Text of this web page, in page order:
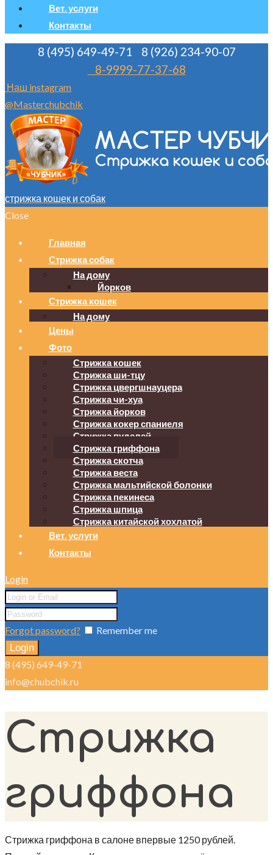
Вет. услуги
Контакты
8 (495) 649-49-71
8 (926) 234-90-07
8-9999-77-37-68
Наш instagram
@Masterchubchik
стрижка кошек и собак
Close
Главная
Стрижка собак
На дому
Йорков
Стрижка кошек
На дому
Цены
Фото
Стрижка кошек
Стрижка ши-тцу
Стрижка цвергшнауцера
Стрижка чи-хуа
Стрижка йорков
Стрижка кокер спаниеля
Стрижка пуделей
Стрижка гриффона
Стрижка скотча
Стрижка веста
Стрижка мальтийской болонки
Стрижка пекинеса
Стрижка шпица
Стрижка китайской хохлатой
Вет. услуги
Контакты
Login
Forgot password? Remember me
8 (495) 649-49-71
info@chubchik.ru
Стрижка
гриффона
Стрижка гриффона в салоне впервые 1250 рублей.